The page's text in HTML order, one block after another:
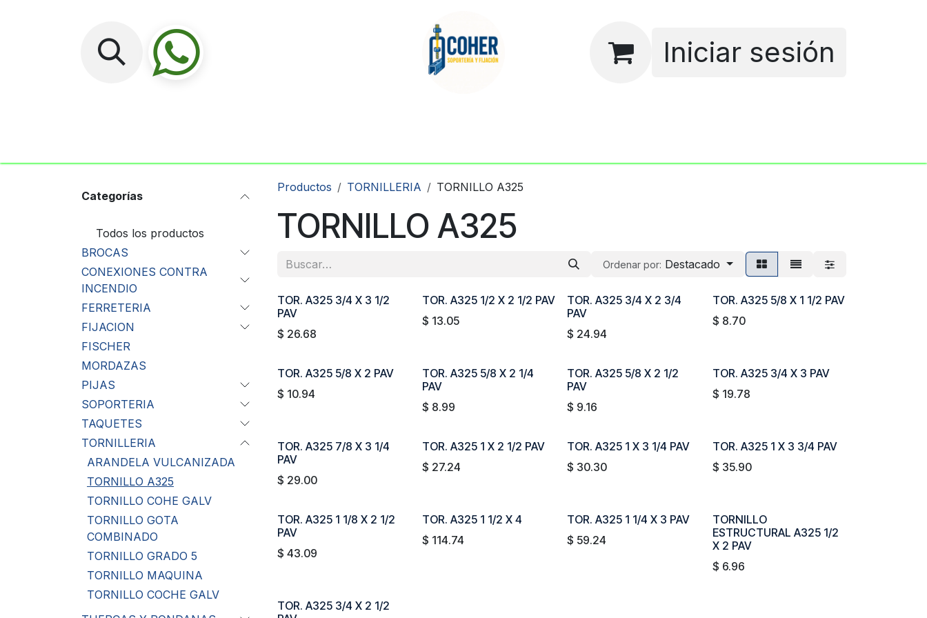
Iniciar sesión
Categorías
Todos los productos
BROCAS
CONEXIONES CONTRA
INCENDIO
FERRETERIA
FIJACION
FISCHER
MORDAZAS
PIJAS
SOPORTERIA
TAQUETES
TORNILLERIA
ARANDELA VULCANIZADA
TORNILLO A325
TORNILLO COHE GALV
TORNILLO GOTA
COMBINADO
TORNILLO GRADO 5
TORNILLO MAQUINA
TORNILLO COCHE GALV
Productos TORNILLERIA TORNILLO A325
TORNILLO A325
Ordenar por: Destacado
TOR. A325 3/4 X 3 1/2
PAV
$ 26.68
TOR. A325 1/2 X 2 1/2 PAV
$ 13.05
TOR. A325 3/4 X 2 3/4
PAV
$ 24.94
TOR. A325 5/8 X 1 1/2 PAV
$ 8.70
TOR. A325 5/8 X 2 PAV
$ 10.94
TOR. A325 5/8 X 2 1/4
PAV
$ 8.99
TOR. A325 5/8 X 2 1/2
PAV
$ 9.16
TOR. A325 3/4 X 3 PAV
$ 19.78
TOR. A325 7/8 X 3 1/4
PAV
$ 29.00
TOR. A325 1 X 2 1/2 PAV
$ 27.24
TOR. A325 1 X 3 1/4 PAV
$ 30.30
TOR. A325 1 X 3 3/4 PAV
$ 35.90
TOR. A325 1 1/8 X 2 1/2
PAV
$ 43.09
TOR. A325 1 1/2 X 4
$ 114.74
TOR. A325 1 1/4 X 3 PAV
$ 59.24
TORNILLO
ESTRUCTURAL A325 1/2
X 2 PAV
$ 6.96
TOR. A325 3/4 X 2 1/2